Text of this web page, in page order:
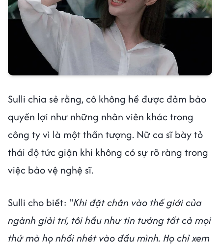
Sulli chia sẻ rằng, cô không hề được đảm bảo
quyền lợi như những nhân viên khác trong
công ty vì là một thần tượng. Nữ ca sĩ bày tỏ
thái độ tức giận khi không có sự rõ ràng trong
việc bảo vệ nghệ sĩ.
Sulli cho biết: "Khi đặt chân vào thế giới của
ngành giải trí, tôi hầu như tin tưởng tất cả mọi
thứ mà họ nhồi nhét vào đầu mình. Họ chỉ xem